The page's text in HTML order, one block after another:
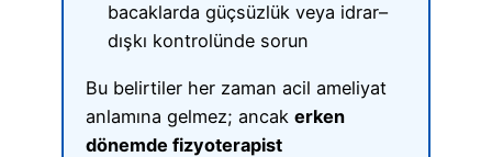
bacaklarda güçsüzlük veya idrar–
dışkı kontrolünde sorun
Bu belirtiler her zaman acil ameliyat
anlamına gelmez; ancak erken
dönemde fizyoterapist